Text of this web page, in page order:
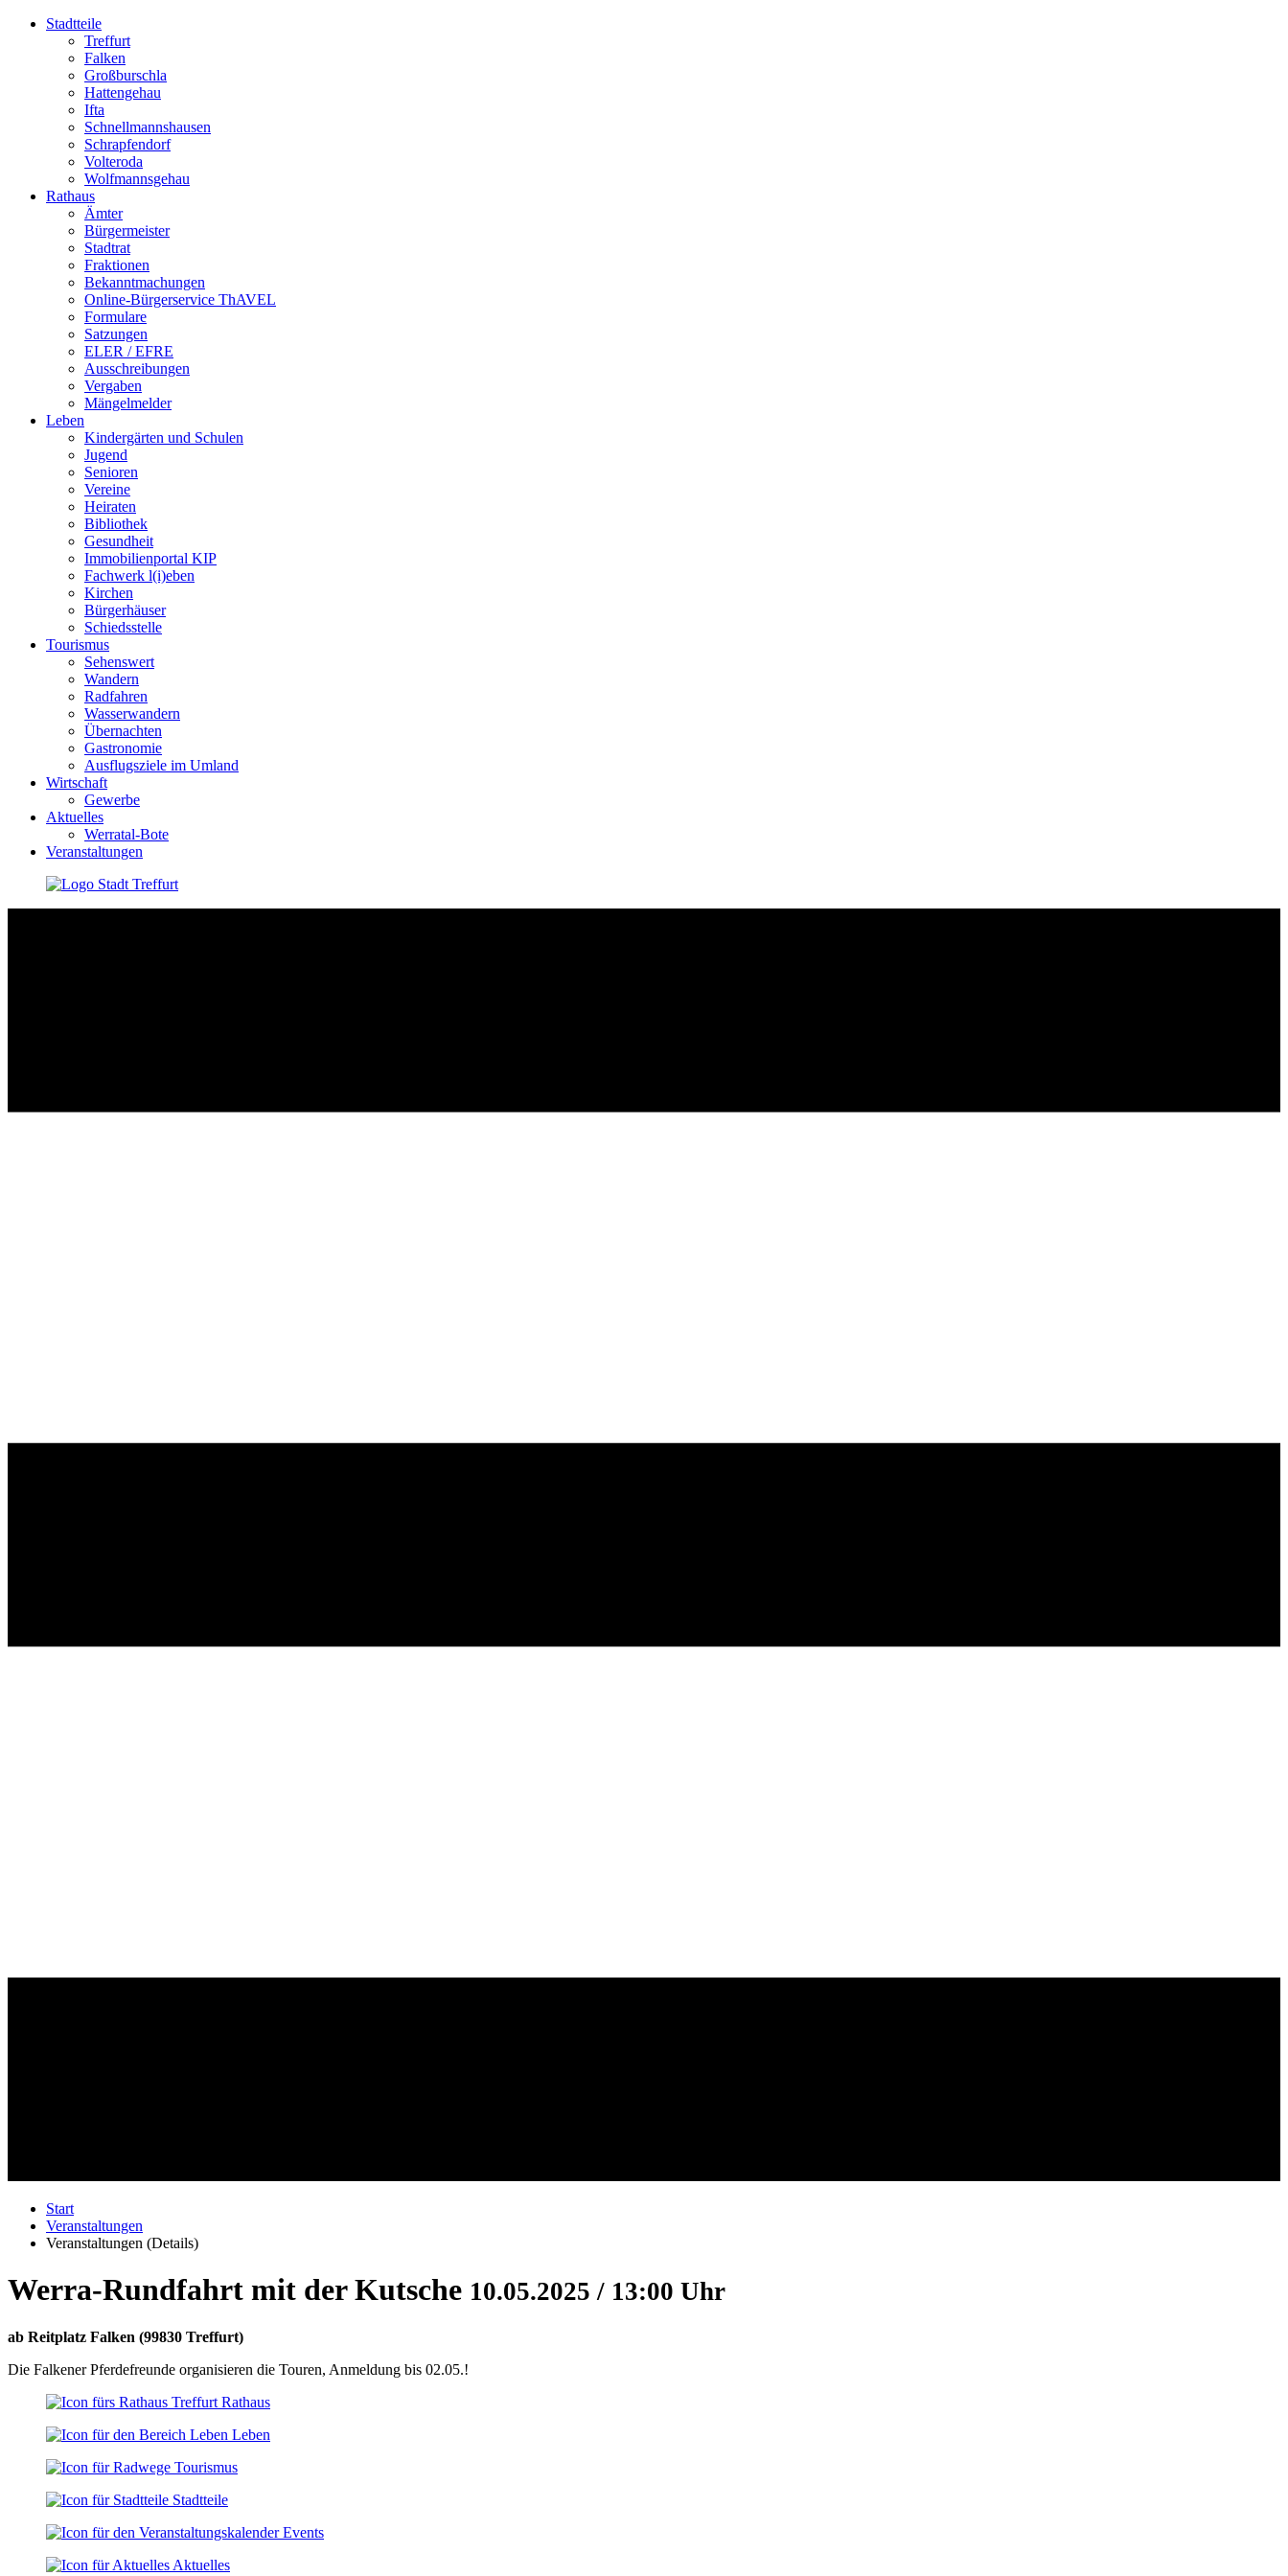
Stadtteile
Treffurt
Falken
Großburschla
Hattengehau
Ifta
Schnellmannshausen
Schrapfendorf
Volteroda
Wolfmannsgehau
Rathaus
Ämter
Bürgermeister
Stadtrat
Fraktionen
Bekanntmachungen
Online-Bürgerservice ThAVEL
Formulare
Satzungen
ELER / EFRE
Ausschreibungen
Vergaben
Mängelmelder
Leben
Kindergärten und Schulen
Jugend
Senioren
Vereine
Heiraten
Bibliothek
Gesundheit
Immobilienportal KIP
Fachwerk l(i)eben
Kirchen
Bürgerhäuser
Schiedsstelle
Tourismus
Sehenswert
Wandern
Radfahren
Wasserwandern
Übernachten
Gastronomie
Ausflugsziele im Umland
Wirtschaft
Gewerbe
Aktuelles
Werratal-Bote
Veranstaltungen
Start
Veranstaltungen
Veranstaltungen (Details)
Werra-Rundfahrt mit der Kutsche 10.05.2025 / 13:00 Uhr
ab Reitplatz Falken (99830 Treffurt)
Die Falkener Pferdefreunde organisieren die Touren, Anmeldung bis 02.05.!
Rathaus
Leben
Tourismus
Stadtteile
Events
Aktuelles